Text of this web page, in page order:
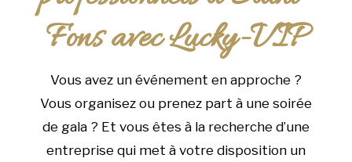
Fons avec Lucky-VIP
Vous avez un événement en approche ?
Vous organisez ou prenez part à une soirée
de gala ? Et vous êtes à la recherche d’une
entreprise qui met à votre disposition un